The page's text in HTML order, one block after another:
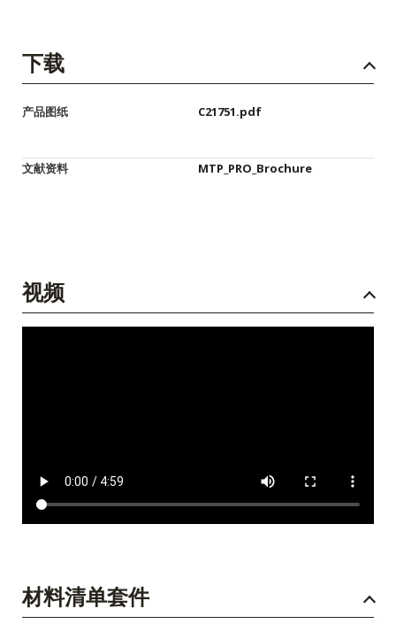
下载
产品图纸 C21751.pdf
文献资料 MTP_PRO_Brochure
视频
材料清单套件